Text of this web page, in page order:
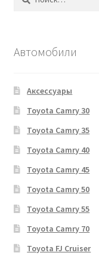
Автомобили
Аксессуары
Toyota Camry 30
Toyota Camry 35
Toyota Camry 40
Toyota Camry 45
Toyota Camry 50
Toyota Camry 55
Toyota Camry 70
Toyota FJ Cruiser